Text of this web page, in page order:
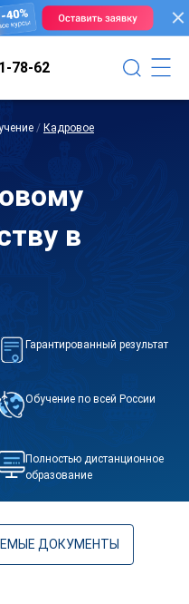
78-62
/ Кадровое
в
Гарантированный результат
Обучение по всей России
Полностью дистанционное
образование
ДОКУМЕНТЫ